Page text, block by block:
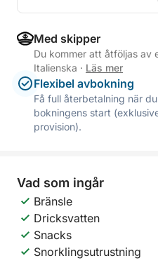
Med skipper
Du kommer att åtföljas av
Italienska · Läs mer
Flexibel avbokning
Få full återbetalning när
bokningens start
provision).
Vad som ingår
Bränsle
Dricksvatten
Snacks
Snorklingsutrustning